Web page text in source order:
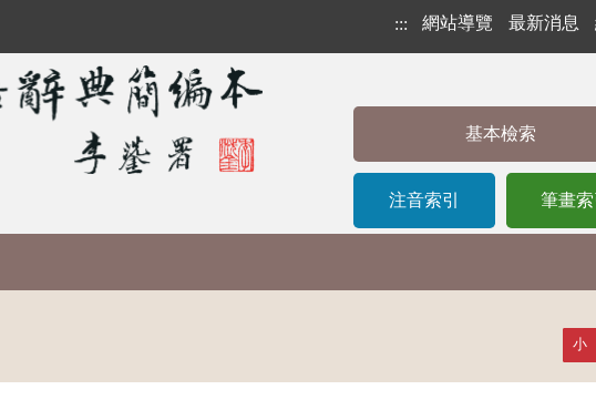
::: 網站導覽 最新消息
基本檢索
注音索引 筆畫索
小